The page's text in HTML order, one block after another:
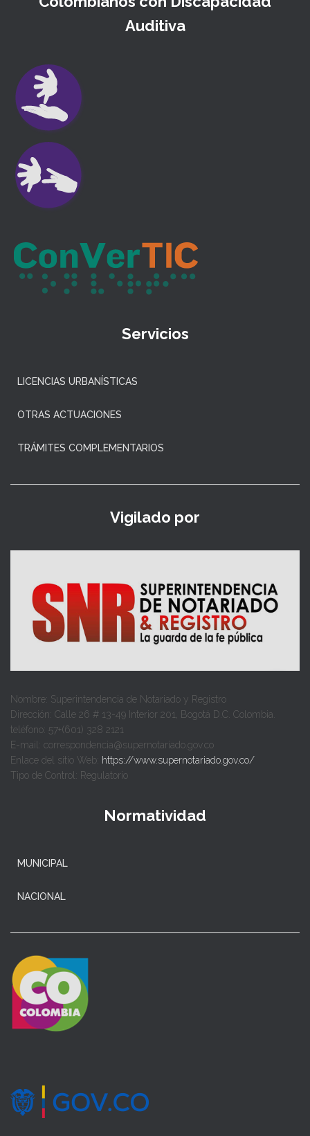
Auditiva
Servicios
LICENCIAS URBANÍSTICAS
OTRAS ACTUACIONES
TRÁMITES COMPLEMENTARIOS
Vigilado por
Nombre: Superintendencia de Notariado y Registro
Dirección: Calle 26 # 13-49 Interior 201, Bogotá D.C. Colombia.
teléfono: 57+(601) 328 2121
E-mail: correspondencia@supernotariado.gov.co
Enlace del sitio Web: https://www.supernotariado.gov.co/
Tipo de Control: Regulatorio
Normatividad
MUNICIPAL
NACIONAL